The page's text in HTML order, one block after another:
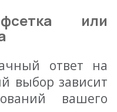
или
ответ на
выбор зависит
вашего